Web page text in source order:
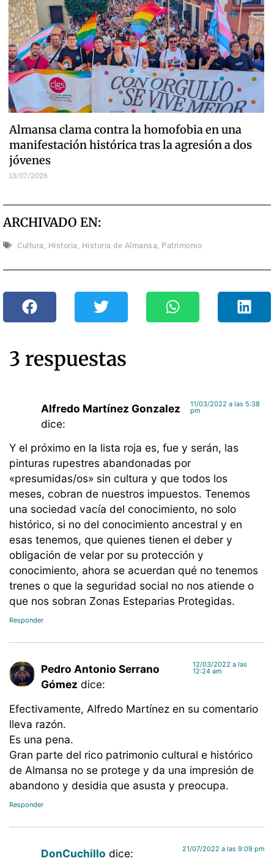
Almansa clama contra la homofobia en una
manifestación histórica tras la agresión a dos
jóvenes
13/07/2026
ARCHIVADO EN:
Cultura Historia Historia de Almansa Patrimonio
3 respuestas
Alfredo Martínez Gonzalez
dice:
11/03/2022 a las 5:38
pm
Y el próximo en la lista roja es, fue y serán, las
pinturas rupestres abandonadas por
«presumidas/os» sin cultura y que todos los
meses, cobran de nuestros impuestos. Tenemos
una sociedad vacía del conocimiento, no solo
histórico, si no del conocimiento ancestral y en
esas tenemos, que quienes tienen el deber y
obligación de velar por su protección y
conocimiento, ahora se acuerdan qué no tenemos
trenes o que la seguridad social no nos atiende o
que nos sobran Zonas Esteparias Protegidas.
Responder
Pedro Antonio Serrano
Gómez dice:
12/03/2022 a las
12:24 am
Efectivamente, Alfredo Martínez en su comentario
lleva razón.
Es una pena.
Gran parte del rico patrimonio cultural e histórico
de Almansa no se protege y da una impresión de
abandono y desidia que asusta y preocupa.
Responder
DonCuchillo dice: 21/07/2022 a las 9:09 pm